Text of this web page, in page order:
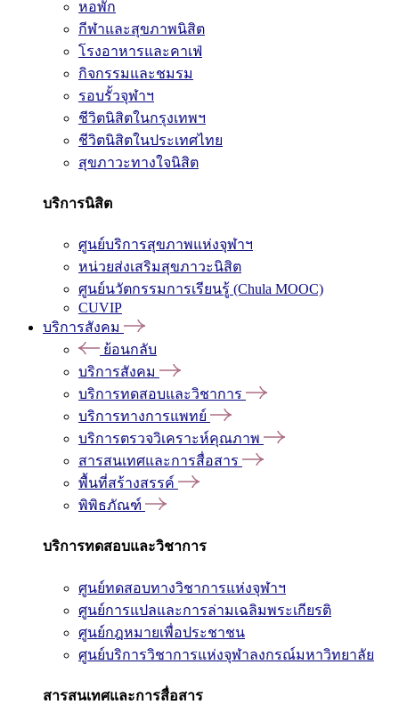
หอพัก
กีฬาและสุขภาพนิสิต
โรงอาหารและคาเฟ่
กิจกรรมและชมรม
รอบรั้วจุฬาฯ
ชีวิตนิสิตในกรุงเทพฯ
ชีวิตนิสิตในประเทศไทย
สุขภาวะทางใจนิสิต
บริการนิสิต
ศูนย์บริการสุขภาพแห่งจุฬาฯ
หน่วยส่งเสริมสุขภาวะนิสิต
ศูนย์นวัตกรรมการเรียนรู้ (Chula MOOC)
CUVIP
บริการสังคม
ย้อนกลับ
บริการสังคม
บริการทดสอบและวิชาการ
บริการทางการแพทย์
บริการตรวจวิเคราะห์คุณภาพ
สารสนเทศและการสื่อสาร
พื้นที่สร้างสรรค์
พิพิธภัณฑ์
บริการทดสอบและวิชาการ
ศูนย์ทดสอบทางวิชาการแห่งจุฬาฯ
ศูนย์การแปลและการล่ามเฉลิมพระเกียรติ
ศูนย์กฎหมายเพื่อประชาชน
ศูนย์บริการวิชาการแห่งจุฬาลงกรณ์มหาวิทยาลัย
สารสนเทศและการสื่อสาร